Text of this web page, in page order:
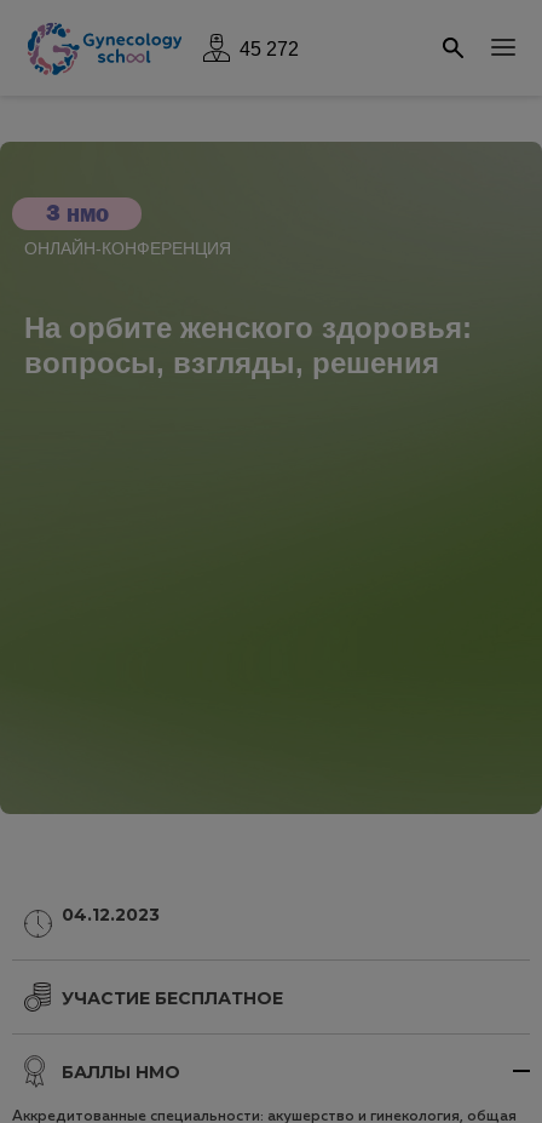
45 272
ОНЛАЙН-КОНФЕРЕНЦИЯ
3 НМО
На орбите женского здоровья:
вопросы, взгляды, решения
04.12.2023
УЧАСТИЕ БЕСПЛАТНОЕ
БАЛЛЫ НМО
Аккредитованные специальности: акушерство и гинекология, общая